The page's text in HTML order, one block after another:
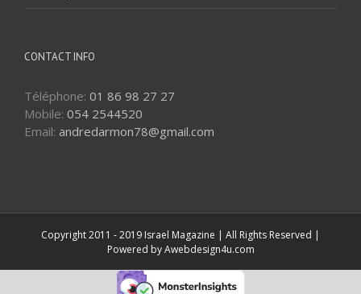
CONTACT INFO
Téléphone: 01 86 98 27 27
Mobile: 054 2544520
Email: andredarmon78@gmail.com
Copyright 2011 - 2019 Israel Magazine | All Rights Reserved |
Powered byAwebdesign4u.com